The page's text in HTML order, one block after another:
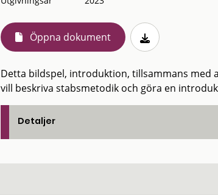
Öppna dokument
Detta bildspel, introduktion, tillsammans
vill beskriva stabsmetodik och göra en
Detaljer